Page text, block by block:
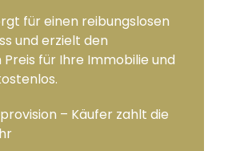
für einen reibungslosen
und erzielt den
für Ihre Immobilie und
– Käufer zahlt die